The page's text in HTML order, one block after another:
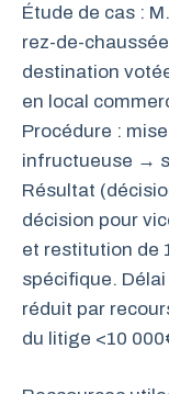
Étude de cas :
rez-de-
destination
en local
Procédure :
infructueuse →
Résultat
décision pour
et restitution de
spécifique.
réduit par
du litige <10